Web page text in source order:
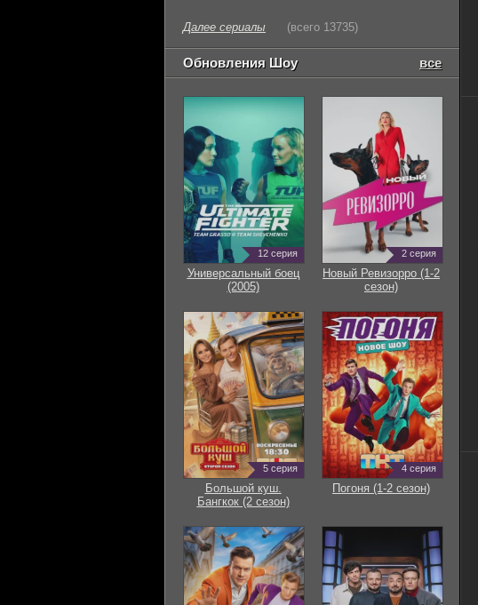
Далее сериалы (всего 13735)
Обновления Шоу все
12 серия
Универсальный боец
(2005)
2 серия
Новый Ревизорро (1-2
сезон)
5 серия
Большой куш.
Бангкок (2 сезон)
4 серия
Погоня (1-2 сезон)